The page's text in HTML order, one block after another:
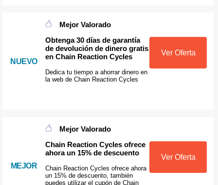
NUEVO
Mejor Valorado
Obtenga 30 días de garantía
de devolución de dinero gratis
en Chain Reaction Cycles
Dedica tu tiempo a ahorrar dinero en
la web de Chain Reaction Cycles
Ver Oferta
MEJOR
Mejor Valorado
Chain Reaction Cycles ofrece
ahora un 15% de descuento
Chain Reaction Cycles ofrece ahora
un 15% de descuento, también
puedes utilizar el cupón de Chain
Ver Oferta